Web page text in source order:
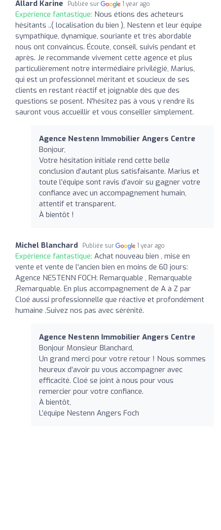
Allard Karine Publiée sur 1 year ago
Expérience fantastique: Nous étions des acheteurs
hésitants ..( localisation du bien ), Nestenn et leur équipe
sympathique, dynamique, souriante et très abordable
nous ont convaincus. Écoute, conseil, suivis pendant et
après. Je recommande vivement cette agence et plus
particulièrement notre intermédiaire privilégié, Marius,
qui est un professionnel méritant et soucieux de ses
clients en restant réactif et joignable dès que des
questions se posent. N'hésitez pas à vous y rendre ils
sauront vous accueillir et vous conseiller simplement.
Agence Nestenn Immobilier Angers Centre
Bonjour,
Votre hésitation initiale rend cette belle
conclusion d’autant plus satisfaisante. Marius et
toute l’équipe sont ravis d’avoir su gagner votre
confiance avec un accompagnement humain,
attentif et transparent.
À bientôt !
Michel Blanchard Publiée sur 1 year ago
Expérience fantastique: Achat nouveau bien , mise en
vente et vente de l'ancien bien en moins de 60 jours:
Agence NESTENN FOCH: Remarquable , Remarquable
,Remarquable. En plus accompagnement de A à Z par
Cloé aussi professionnelle que réactive et profondément
humaine .Suivez nos pas avec sérénité.
Agence Nestenn Immobilier Angers Centre
Bonjour Monsieur Blanchard,
Un grand merci pour votre retour ! Nous sommes
heureux d’avoir pu vous accompagner avec
efficacité. Cloé se joint à nous pour vous
remercier pour votre confiance.
À bientôt,
L’équipe Nestenn Angers Foch